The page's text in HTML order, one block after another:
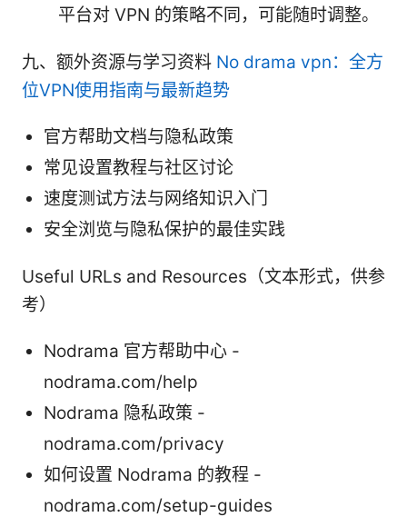
平台对 VPN 的策略不同，可能随时调整。
九、额外资源与学习资料 No drama vpn：全方
位VPN使用指南与最新趋势
官方帮助文档与隐私政策
常见设置教程与社区讨论
速度测试方法与网络知识入门
安全浏览与隐私保护的最佳实践
Useful URLs and Resources（文本形式，供参
考）
Nodrama 官方帮助中心 -
nodrama.com/help
Nodrama 隐私政策 -
nodrama.com/privacy
如何设置 Nodrama 的教程 -
nodrama.com/setup-guides